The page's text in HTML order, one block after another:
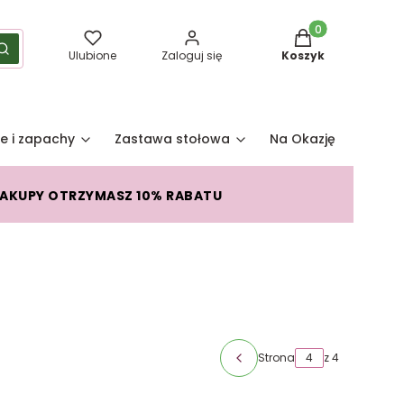
Szukaj Ulubione Zaloguj się
Produkty w
Koszyk
i zapachy Zastawa stołowa Na Okazję
OTRZYMASZ 10% RABATU
Poprzednie produkty
Strona z 4